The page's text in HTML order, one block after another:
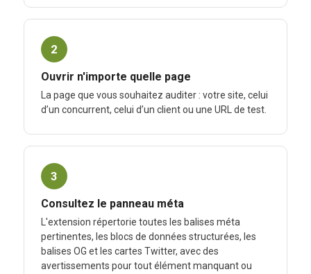
2
Ouvrir n'importe quelle page
La page que vous souhaitez auditer : votre site, celui
d’un concurrent, celui d’un client ou une URL de test.
3
Consultez le panneau méta
L'extension répertorie toutes les balises méta
pertinentes, les blocs de données structurées, les
balises OG et les cartes Twitter, avec des
avertissements pour tout élément manquant ou